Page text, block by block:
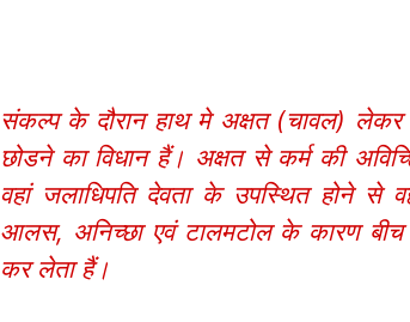
संकल्प के दौरान हाथ मे अक्षत (चावल) लेकर
छोडने का विधान हैं। अक्षत से कर्म की
वहां जलाधिपति देवता के उपस्थित होने से
आलस, अनिच्छा एवं टालमटोल के कारण बीच
कर लेता हैं।